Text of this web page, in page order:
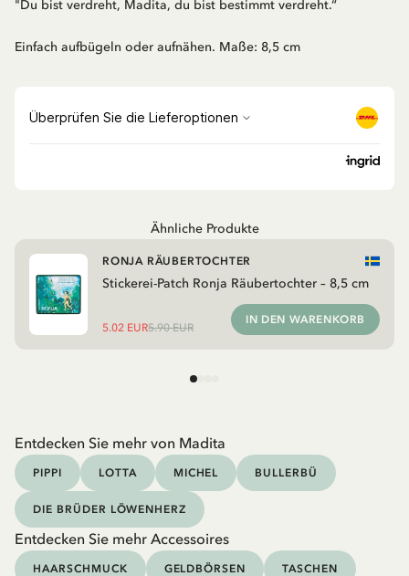
"Du bist verdreht, Madita, du bist bestimmt verdreht.“
Einfach aufbügeln oder aufnähen. Maße: 8,5 cm
Ähnliche Produkte
Stickerei-Patch Ronja Räubertochter – 8,5 cm
RONJA RÄUBERTOCHTER
5.02 EUR5.90 EUR
IN DEN WARENKORB
Entdecken Sie mehr von Madita
PIPPI LOTTA MICHEL BULLERBÜ
DIE BRÜDER LÖWENHERZ
Entdecken Sie mehr Accessoires
HAARSCHMUCK GELDBÖRSEN TASCHEN